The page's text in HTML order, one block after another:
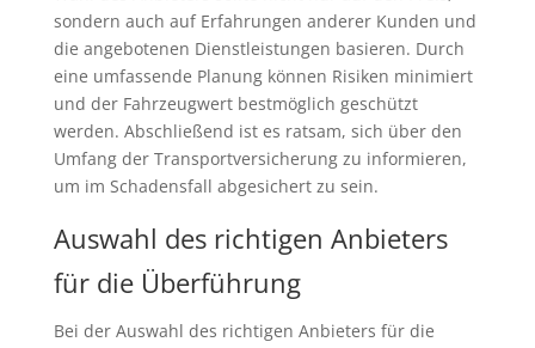
sondern auch auf Erfahrungen anderer Kunden und
die angebotenen Dienstleistungen basieren. Durch
eine umfassende Planung können Risiken minimiert
und der Fahrzeugwert bestmöglich geschützt
werden. Abschließend ist es ratsam, sich über den
Umfang der Transportversicherung zu informieren,
um im Schadensfall abgesichert zu sein.
Auswahl des richtigen Anbieters
für die Überführung
Bei der Auswahl des richtigen Anbieters für die